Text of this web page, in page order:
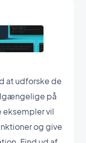
at udforske de
på
eksempler vil
og give